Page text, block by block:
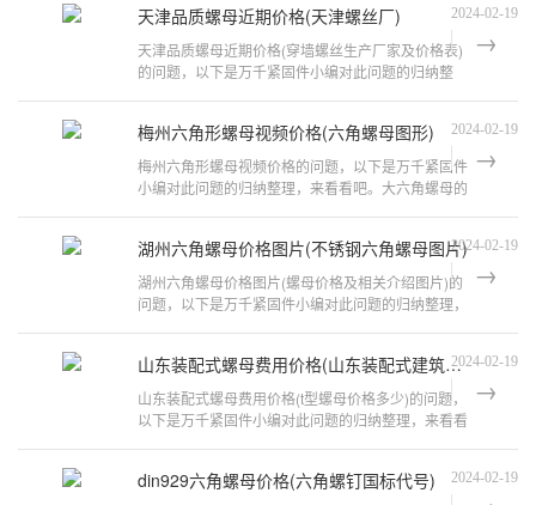
天津品质螺母近期价格(天津螺丝厂) 2024-02-19
天津品质螺母近期价格(穿墙螺丝生产厂家及价格表)
的问题，以下是万千紧固件小编对此问题的归纳整
梅州六角形螺母视频价格(六角螺母图形) 2024-02-19
梅州六角形螺母视频价格的问题，以下是万千紧固件
小编对此问题的归纳整理，来看看吧。大六角螺母的
湖州六角螺母价格图片(不锈钢六角螺母图片)2024-02-19
湖州六角螺母价格图片(螺母价格及相关介绍图片)的
问题，以下是万千紧固件小编对此问题的归纳整理，
山东装配式螺母费用价格(山东装配式建筑生产厂家)
2024-02-19
山东装配式螺母费用价格(t型螺母价格多少)的问题，
以下是万千紧固件小编对此问题的归纳整理，来看看
din929六角螺母价格(六角螺钉国标代号) 2024-02-19